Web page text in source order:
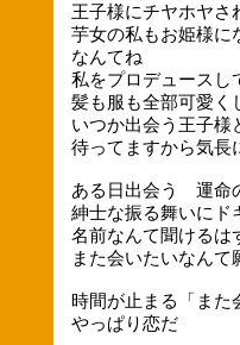
王子様にチヤホヤさ
芋女の私もお姫様に
なんてね
私をプロデュースし
髪も服も全部可愛く
いつか出会う王子様
待ってますから気長
ある日出会う 運命
紳士な振る舞いにド
名前なんて聞けるは
また会いたいなんて
時間が止まる「また
やっぱり恋だ